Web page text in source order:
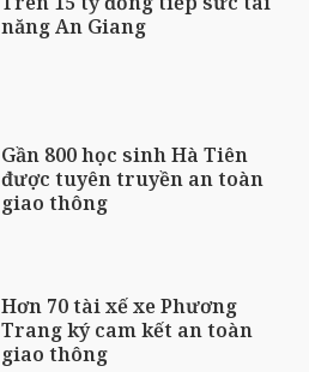
năng An Giang
Gần 800 học sinh Hà Tiên
được tuyên truyền an toàn
giao thông
Hơn 70 tài xế xe Phương
Trang ký cam kết an toàn
giao thông